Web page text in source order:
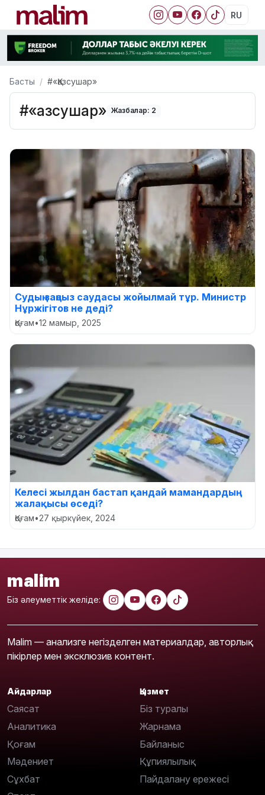
RU
Басты #«Қазсушар»
#«Қазсушар» Жазбалар: 2
Судың заңсыз саудасы жойылмай тұр. Министр
Нұржігітов не деді?
Қоғам•12 мамыр, 2025
Келесі жылдан бастап қандай мамандардың
жалақысы өседі?
Қоғам•27 қыркүйек, 2024
malim
Біз әлеуметтік желіде:
Malim — анализге негізделген материалдар, авторлық
пікірлер мен эксклюзив контент.
Айдарлар
Саясат
Аналитика
Қоғам
Мәдениет
Сұхбат
Қызмет
Біз туралы
Жарнама
Байланыс
Құпиялылық
Пайдалану ережесі